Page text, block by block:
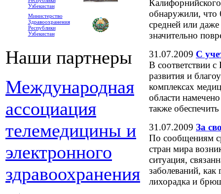
Узбекистан
Министерство
Здравоохранения
Республики
Узбекистан
Наши партнеры
Международная
ассоциация
телемедицины и
электронного
здравоохранения
обнаружили, что
средней или
значительно
31.07.2009 С
В соответствии
развития и
комплексах
области
также
31.07.2009 За
По сообщениям
стран мира
ситуация,
заболеваний,
лихорадка и